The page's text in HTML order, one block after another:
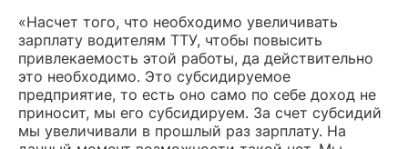
«Насчет того, что необходимо увеличивать
зарплату водителям ТТУ, чтобы повысить
привлекаемость этой работы, да действительно
это необходимо. Это субсидируемое
предприятие, то есть оно само по себе доход не
приносит, мы его субсидируем. За счет субсидий
мы увеличивали в прошлый раз зарплату. На